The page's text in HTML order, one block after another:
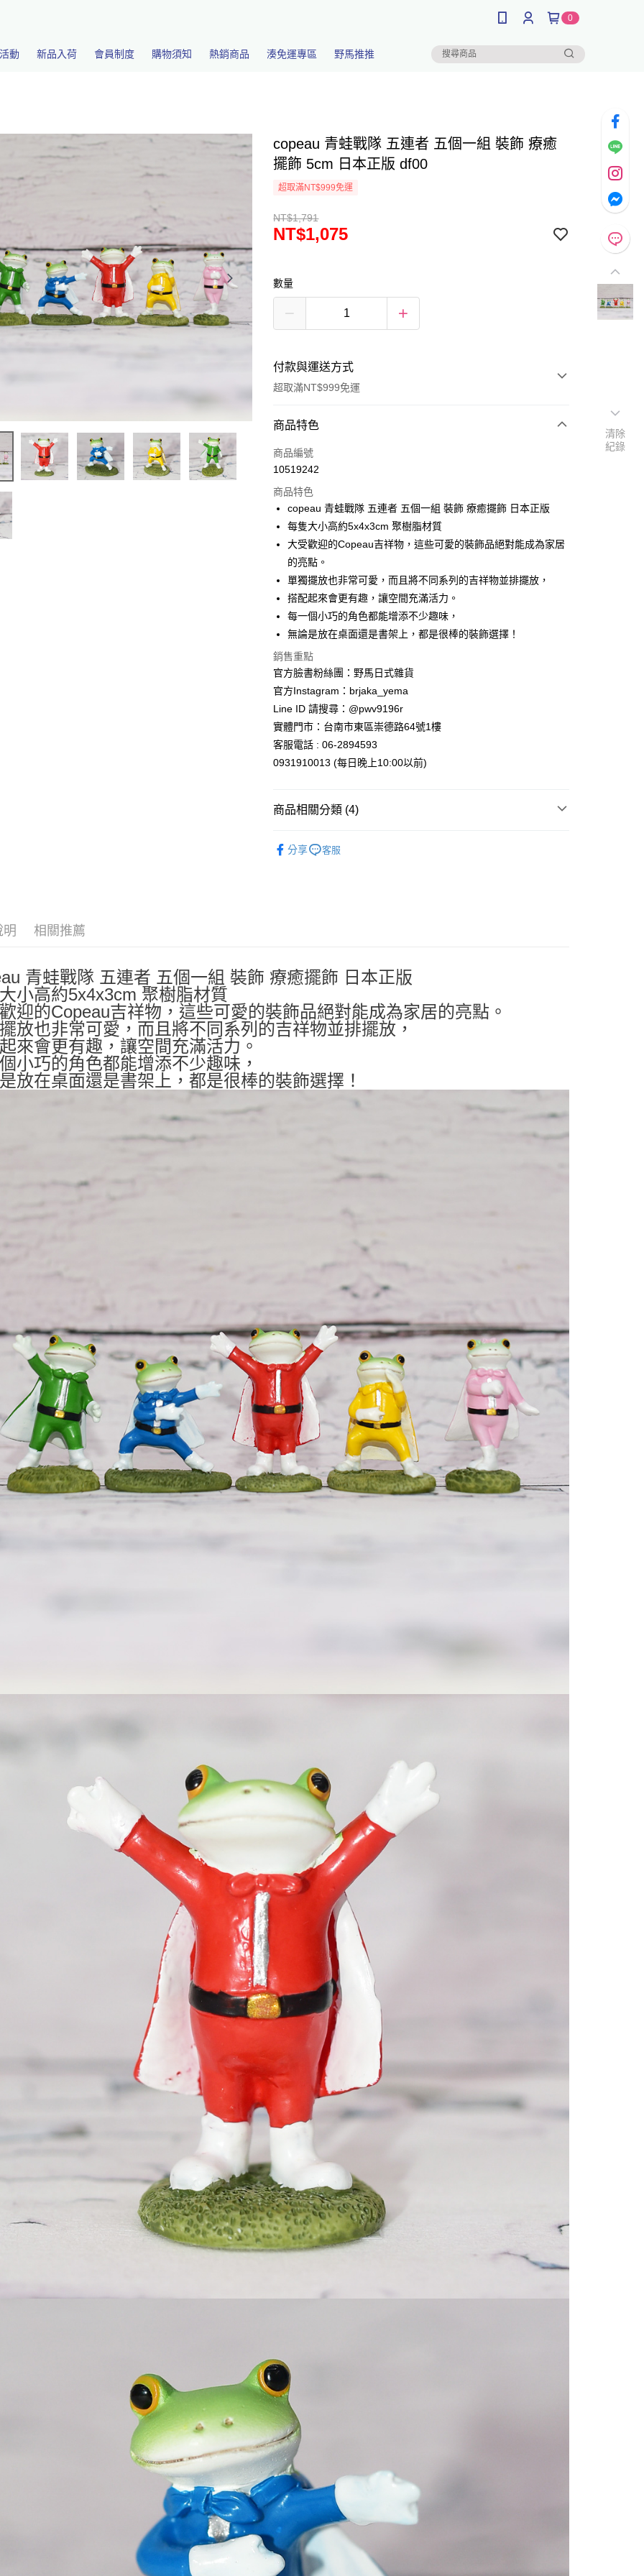
0
動 新品入荷 會員制度 購物須知 熱銷商品 湊免運專區 野馬推推
copeau 青蛙戰隊 五連者 五個一組 裝飾 療癒
擺飾 5cm 日本正版 df00
超取滿NT$999免運
NT$1,791
NT$1,075
數量
付款與運送方式
超取滿NT$999免運
付款方式
信用卡一次付款
3 期 0 利率 每期 NT$358 21家銀行
合作金庫商業銀行
第一商業銀行
華南商業銀行
彰化商業銀行
國泰世華商業銀行
臺灣中小企業銀行
台中商業銀行
匯豐（台灣）商業銀行
華泰商業銀行
聯邦商業銀行
遠東國際商業銀行
元大商業銀行
永豐商業銀行
台新國際商業銀行
台灣樂天信用卡公司
超商取貨付款
Apple Pay
悠遊付
Google Pay
ATM付款
運送方式
全家取貨付款
付款後全家取貨
7-11取貨付款
商品特色
商品編號
10519242
商品特色
copeau 青蛙戰隊 五連者 五個一組 裝飾 療癒擺飾 日本正版
每隻大小高約5x4x3cm 聚樹脂材質
大受歡迎的Copeau吉祥物，這些可愛的裝飾品絕對能成為家居
的亮點。
單獨擺放也非常可愛，而且將不同系列的吉祥物並排擺放，
搭配起來會更有趣，讓空間充滿活力。
每一個小巧的角色都能增添不少趣味，
無論是放在桌面還是書架上，都是很棒的裝飾選擇！
銷售重點
官方臉書粉絲團：野馬日式雜貨
官方Instagram：brjaka_yema
Line ID 請搜尋：@pwv9196r
實體門市：台南市東區崇德路64號1樓
客服電話 : 06-2894593
0931910013 (每日晚上10:00以前)
商品相關分類 (4)
分享 客服
明 相關推薦
青蛙戰隊 五連者 五個一組 裝飾 療癒擺飾 日本正版
小高約5x4x3cm 聚樹脂材質
迎的Copeau吉祥物，這些可愛的裝飾品絕對能成為家居的亮點。
放也非常可愛，而且將不同系列的吉祥物並排擺放，
來會更有趣，讓空間充滿活力。
小巧的角色都能增添不少趣味，
放在桌面還是書架上，都是很棒的裝飾選擇！
清除
紀錄